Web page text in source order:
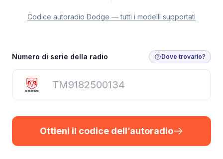
Codice autoradio Dodge — tutti i modelli supportati
Ottieni il codice dell’autoradio
Numero di serie della radio Dove trovarlo?
Ottieni il codice dell’autoradio